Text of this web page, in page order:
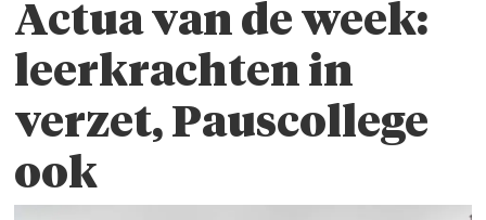
Actua van de week:
leerkrachten in
verzet, Pauscollege
ook